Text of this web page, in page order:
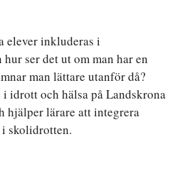
elever inkluderas i
ser det ut om man har en
man lättare utanför då?
idrott och hälsa på Landskrona
hjälper lärare att integrera
skolidrotten.